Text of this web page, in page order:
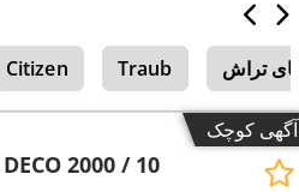
Citizen Traub
آگهی کوچک
DECO 2000 / 10